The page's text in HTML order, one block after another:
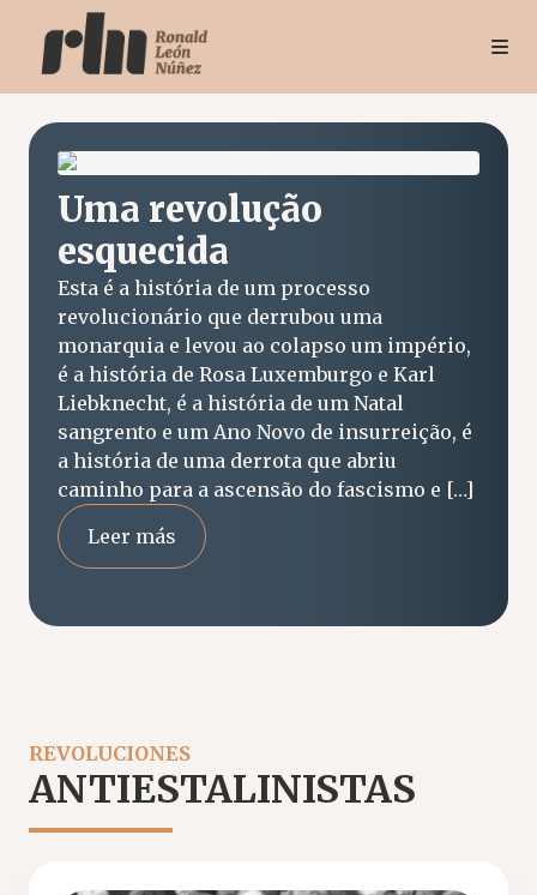
Uma revolução
esquecida
Esta é a história de um processo
revolucionário que derrubou uma
monarquia e levou ao colapso um império,
é a história de Rosa Luxemburgo e Karl
Liebknecht, é a história de um Natal
sangrento e um Ano Novo de insurreição, é
a história de uma derrota que abriu
caminho para a ascensão do fascismo e […]
Leer más
REVOLUCIONES
ANTIESTALINISTAS